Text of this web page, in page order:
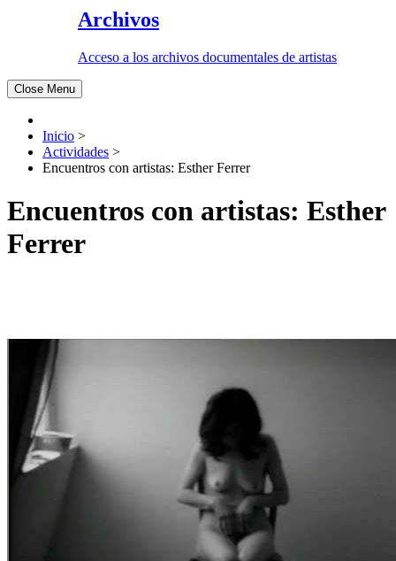
Archivos
Acceso a los archivos documentales de artistas
Close Menu
Inicio >
Actividades >
Encuentros con artistas: Esther Ferrer
Encuentros con artistas: Esther
Ferrer